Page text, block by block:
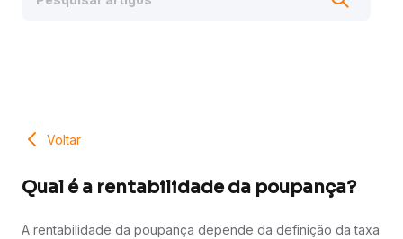
Voltar
Qual é a rentabilidade da poupança?
A rentabilidade da poupança depende da definição da taxa